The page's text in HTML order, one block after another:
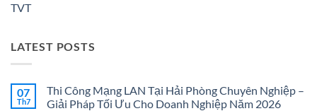
TVT
LATEST POSTS
07
Th7
Thi Công Mạng LAN Tại Hải Phòng Chuyên Nghiệp –
Giải Pháp Tối Ưu Cho Doanh Nghiệp Năm 2026